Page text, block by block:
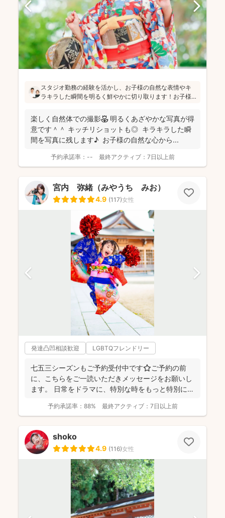
スタジオ勤務の経験を活かし、お子様の自然な表情やキ
ラキラした瞬間を明るく鮮やかに切り取ります！お子様
ながら「楽しかった！」と思っていただけるよう、そし
て親御さんに安心していただける撮影をお心掛けている
とのことです(^^)
楽しく自然体での撮影🌷 明るくあざやかな写真が得
意です＾＾ キッチリショットも◎ キラキラした瞬
間を写真に残します♪ お子様の自然な心から...
予約承諾率： -- 最終アクティブ： 7日以上前
宮内 弥緒（みやうち みお）
4.9 (117)女性
発達凸凹相談歓迎 LGBTQフレンドリー
七五三シーズンもご予約受付中です⭐️ご予約の前
に、こちらをご一読いただきメッセージをお願いし
ます。 日常をドラマに、特別な時をもっと特別に
予約承諾率： 88% 最終アクティブ： 7日以上前
shoko
4.9 (116)女性